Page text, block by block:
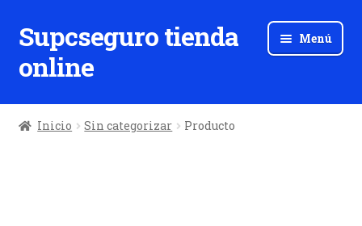
Ir
a
la
Ir
al
contenido
Supcseguro tienda
online
Menú
Inicio Sin categorizar Producto